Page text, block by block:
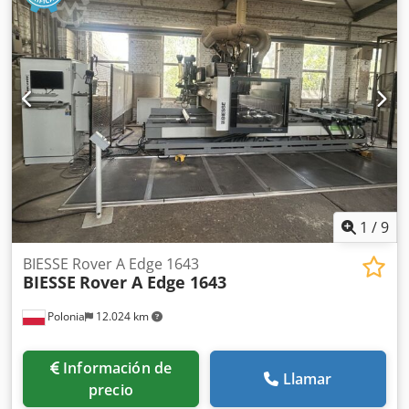
posiciones de herramientas: 34
1 /9
Polonia 12.024 km
BIESSE Rover A Edge 1643
BIESSE Rover A Edge 1643
Información de
precio
Llamar